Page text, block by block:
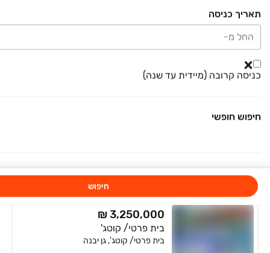
תאריך כניסה
החל מ-
כניסה קרובה (מיידית עד שנה)
חיפוש חופשי
חיפוש
אמסי נדל"ן - Amsi
₪ 4,220,000
גן יבנה מערב
בית פרטי/ קוטג', גן יבנה מערב, גן יבנה
7 חדרים • קומה ‎קרקע‏ • 310 מ״ר
₪ 3,250,000
בית פרטי/ קוטג'
בית פרטי/ קוטג', גן יבנה